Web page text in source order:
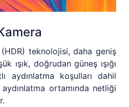
teknolojisi, daha geniş
ışık, doğrudan güneş ışığı
aydınlatma koşulları dahil
ortamında netliği